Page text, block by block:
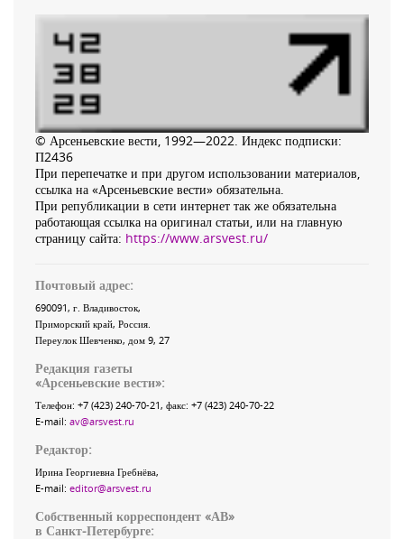
© Арсеньевские вести, 1992—2022. Индекс подписки:
П2436
При перепечатке и при другом использовании материалов,
ссылка на «Арсеньевские вести» обязательна.
При републикации в сети интернет так же обязательна
работающая ссылка на оригинал статьи, или на главную
страницу сайта: https://www.arsvest.ru/
Почтовый адрес:
690091, г. Владивосток,
Приморский край, Россия
Переулок Шевченко, дом 9, 27
Редакция газеты
«Арсеньевские вести»:
Телефон: +7 (423) 240-70-21, факс: +7 (423) 240-70-22
E-mail: av@arsvest.ru
Редактор:
Ирина Георгиевна Гребнёва,
E-mail: editor@arsvest.ru
Собственный корреспондент «АВ»
в Санкт-Петербурге: